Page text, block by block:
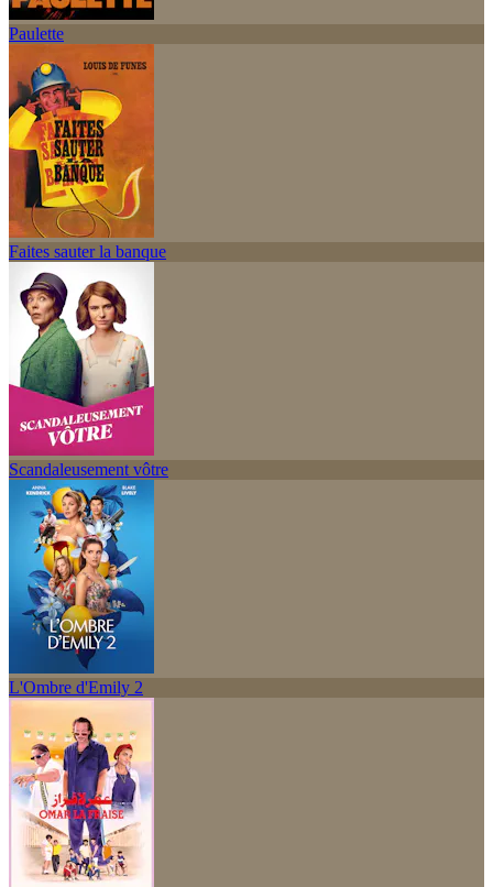
Paulette
Faites sauter la banque
Scandaleusement vôtre
L'Ombre d'Emily 2